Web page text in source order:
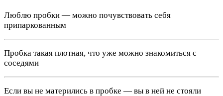
Люблю пробки — можно почувствовать себя
припаркованным
Пробка такая плотная, что уже можно знакомиться с
соседями
Если вы не матерились в пробке — вы в ней не стояли